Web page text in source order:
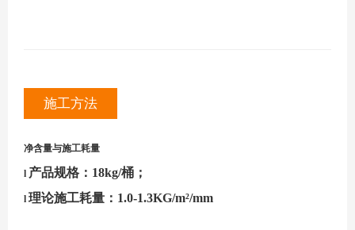
施工方法
净含量与施工耗量
l 产品规格： 18kg/桶；
l 理论施工耗量： 1.0-1.3KG/m²/mm